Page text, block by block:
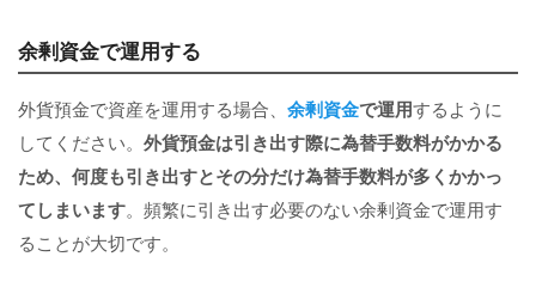
余剰資金で運用する
外貨預金で資産を運用する場合、 余剰資金で運用するように
してください。 外貨預金は引き出す際に為替手数料がかかる
ため、何度も引き出すとその分だけ為替手数料が多くかかっ
てしまいます。頻繁に引き出す必要のない余剰資金で運用す
ることが大切です。